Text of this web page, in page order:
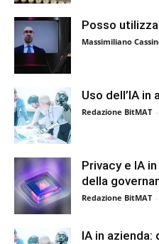
Posso
Massimiliano
Uso dell’IA in
Redazione BitMAT -
Privacy e IA
della
Redazione BitMAT -
IA in azienda: